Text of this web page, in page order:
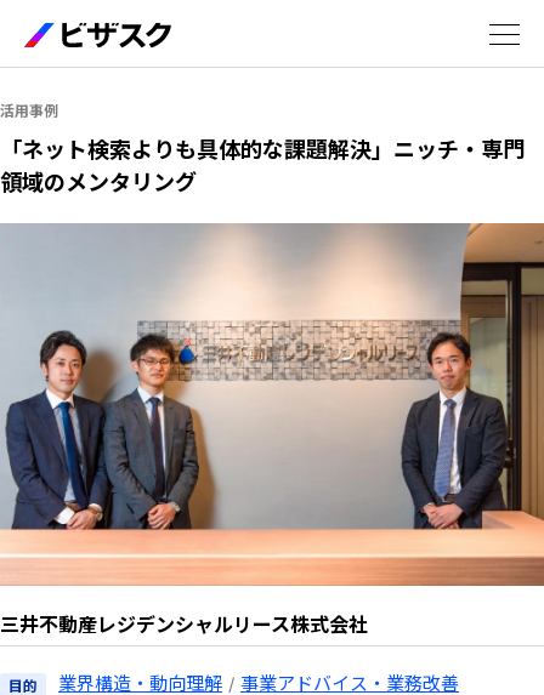
サービス
エキスパート
セミナー
お役立ち資料
5分でわかるビザスク
お問い合わせ
活用事例
「ネット検索よりも具体的な課題解決」ニッチ・専門
領域のメンタリング
三井不動産レジデンシャルリース株式会社
目的 業界構造・動向理解 事業アドバイス・業務改善